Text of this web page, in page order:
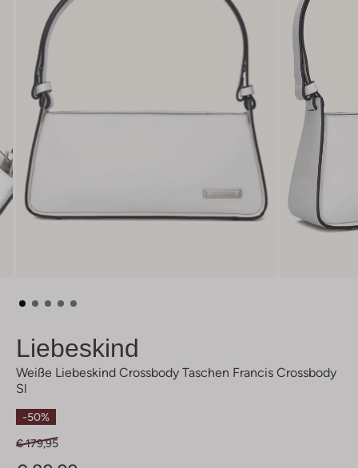
Liebeskind
Weiße Liebeskind Crossbody Taschen Francis Crossbody
Sl
-50%
€ 179,95